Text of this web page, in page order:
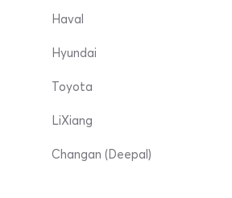
Haval
Hyundai
Toyota
LiXiang
Changan (Deepal)